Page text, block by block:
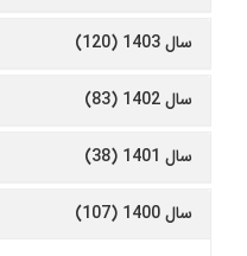
سال 1403 (120)
سال 1402 (83)
سال 1401 (38)
سال 1400 (107)